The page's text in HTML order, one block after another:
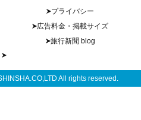
プライバシー
広告料金・掲載サイズ
旅行新聞 blog
All rights reserved.